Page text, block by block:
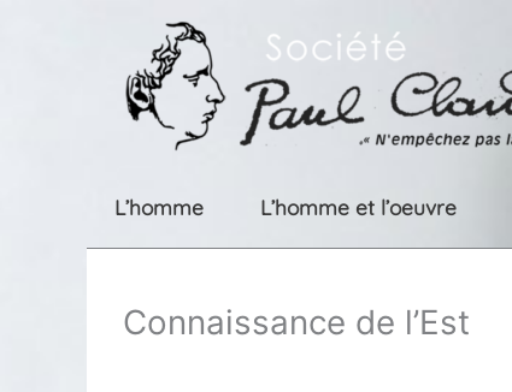
L’homme L’homme et l’oeuvre
Connaissance de l’Est